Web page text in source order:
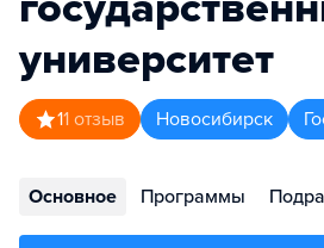
университет
11 отзыв Новосибирск
Основное Программы